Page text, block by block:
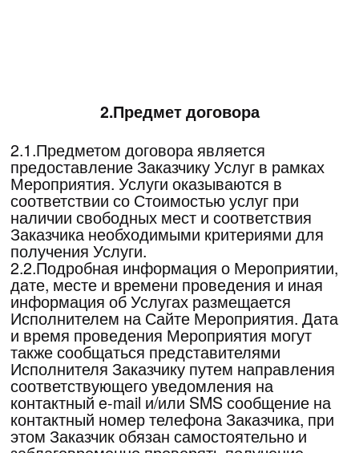
3. Акцепт Оферты и
заключение Договора
3.1.Заключение Заказчиком Договора на
условиях, предусмотренных настоящей
Офертой, осуществляется путем
совершения следующих действий:
1)Оформление Заявки на Мероприятие на
Сайте Мероприятия.
2)Оплата участия в Мероприятии (нажимая
кнопку «оплатить» Заказчик соглашается с
условиями настоящего Договора).
Стоимость участия в Мероприятии
указывается на Сайте, а также информация о
стоимости может быть получена по
телефону: +7 (495) 280-08-27.
3)Оплата участия в Мероприятии по счету,
выставленному и направленному
представителями Исполнителя Заказчику.
3.2. Настоящий Договор считается
заключенным и вступает в силу для Сторон с
даты оплаты услуг Заказчиком. Оплата
вносится в размере 100% предоплаты. Датой
оплаты считается дата поступления
денежных средств на расчетный счет
Исполнителя, либо дата поступления
Исполнителю денежных средств от банков-
партнеров при использовании Заказчиком
заемных средств.